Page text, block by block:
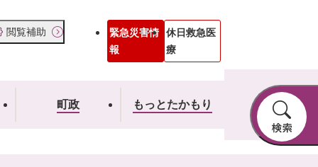
閲覧補助
町政 もっとたかもり
緊急災害情
報
休日救急医
療